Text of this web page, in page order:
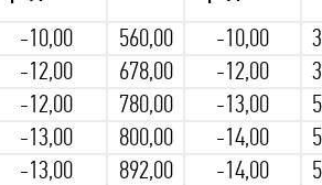
-10,00 560,00 -10,00
-12,00 678,00 -12,00
-12,00 780,00 -13,00
-13,00 800,00 -14,00
-13,00 892,00 -14,00